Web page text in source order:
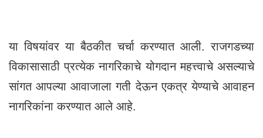
या विषयांवर या बैठकीत चर्चा करण्यात आली. राजगडच्या
विकासासाठी प्रत्येक नागरिकाचे योगदान महत्त्वाचे असल्याचे
सांगत आपल्या आवाजाला गती देऊन एकत्र येण्याचे आवाहन
नागरिकांना करण्यात आले आहे.